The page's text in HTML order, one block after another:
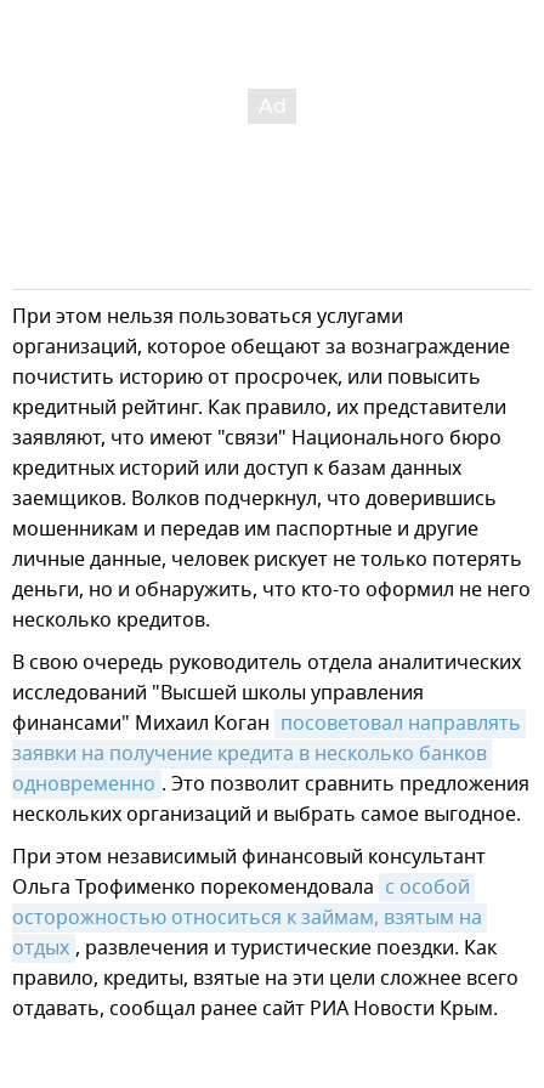
При этом нельзя пользоваться услугами
организаций, которое обещают за вознаграждение
почистить историю от просрочек, или повысить
кредитный рейтинг. Как правило, их представители
заявляют, что имеют "связи" Национального бюро
кредитных историй или доступ к базам данных
заемщиков. Волков подчеркнул, что доверившись
мошенникам и передав им паспортные и другие
личные данные, человек рискует не только потерять
деньги, но и обнаружить, что кто-то оформил не него
несколько кредитов.
В свою очередь руководитель отдела аналитических
исследований "Высшей школы управления
финансами" Михаил Коган посоветовал направлять
заявки на получение кредита в несколько банков
одновременно . Это позволит сравнить предложения
нескольких организаций и выбрать самое выгодное.
При этом независимый финансовый консультант
Ольга Трофименко порекомендовала с особой
осторожностью относиться к займам, взятым на
отдых , развлечения и туристические поездки. Как
правило, кредиты, взятые на эти цели сложнее всего
отдавать, сообщал ранее сайт РИА Новости Крым.